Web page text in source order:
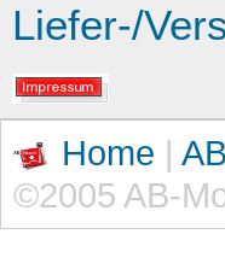
Liefer-/
Home |
©2005 AB-